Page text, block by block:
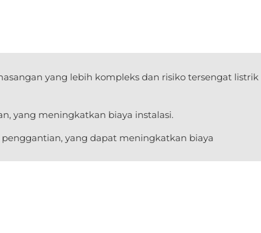
yang lebih kompleks dan risiko tersengat listrik
yang meningkatkan biaya instalasi.
yang dapat meningkatkan biaya